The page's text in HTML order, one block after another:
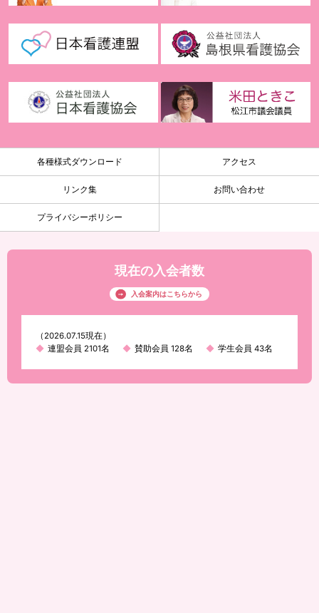
各種様式ダウンロード アクセス
リンク集 お問い合わせ
プライバシーポリシー
現在の入会者数
入会案内はこちらから
（2026.07.15現在）
連盟会員 2101名
賛助会員 128名 学生会員 43名